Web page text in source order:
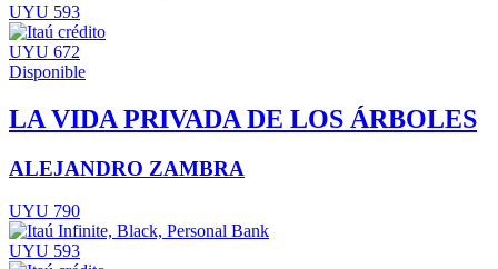
UYU 593
UYU 672
Disponible
LA VIDA PRIVADA DE LOS ÁRBOLES
ALEJANDRO ZAMBRA
UYU 790
UYU 593